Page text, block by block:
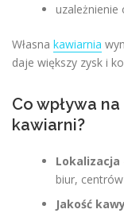
uzależnienie
Własna kawiarnia
daje większy zysk i
Co wpływa
kawiarni?
Lokalizacja
biur,
Jakość